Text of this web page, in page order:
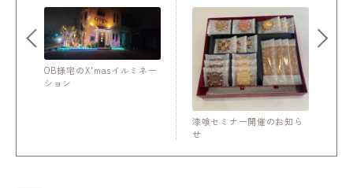
OB様宅のX'masイルミネー
ション
漆喰セミナー開催のお知ら
せ